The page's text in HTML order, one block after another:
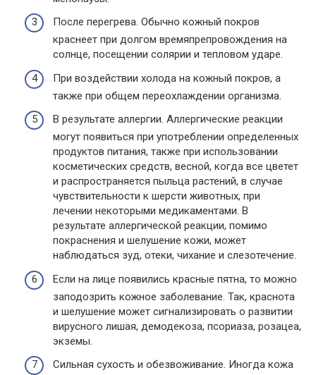
После перегрева. Обычно кожный покров
краснеет при долгом времяпрепровождения на
солнце, посещении солярии и тепловом ударе.
При воздействии холода на кожный покров, а
также при общем переохлаждении организма.
В результате аллергии. Аллергические реакции
могут появиться при употреблении определенных
продуктов питания, также при использовании
косметических средств, весной, когда все цветет
и распространяется пыльца растений, в случае
чувствительности к шерсти животных, при
лечении некоторыми медикаментами. В
результате аллергической реакции, помимо
покраснения и шелушение кожи, может
наблюдаться зуд, отеки, чихание и слезотечение.
Если на лице появились красные пятна, то можно
заподозрить кожное заболевание. Так, краснота
и шелушение может сигнализировать о развитии
вирусного лишая, демодекоза, псориаза, розацеа,
экземы.
Сильная сухость и обезвоживание. Иногда кожа